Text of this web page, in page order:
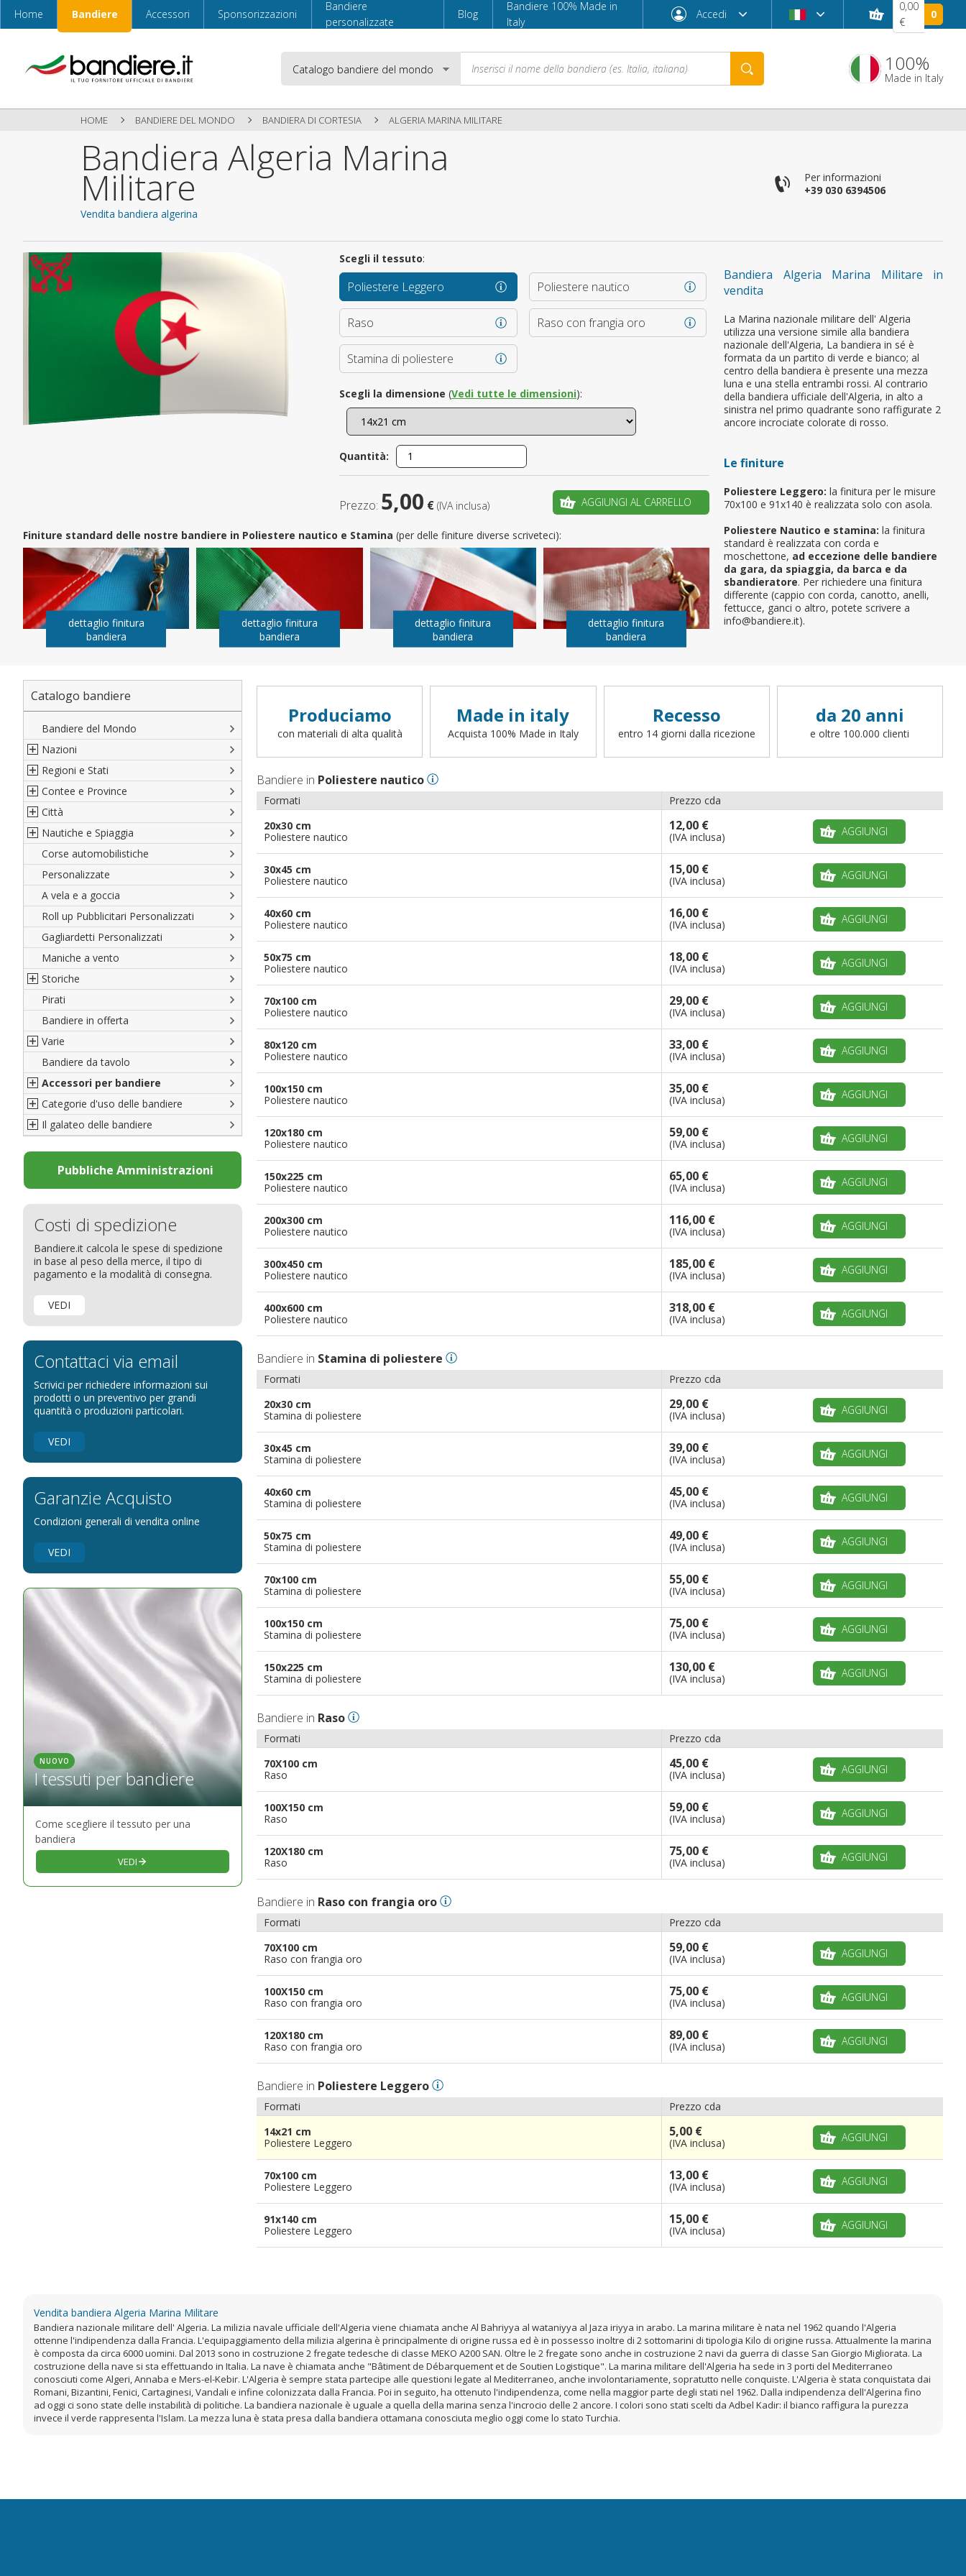
Home Bandiere Accessori Sponsorizzazioni
Bandiere
personalizzate
Blog
Bandiere 100% Made in
Italy
Accedi
È il tuo primo ordine?
CREA UN NUOVO ACCOUNT
0,00
€
0
100%
Made in Italy
HOME BANDIERE DEL MONDO BANDIERA DI CORTESIA ALGERIA MARINA MILITARE
Bandiera Algeria Marina
Militare
Vendita bandiera algerina
Per informazioni
+39 030 6394506
Bandiera Algeria Marina Militare in
vendita
La Marina nazionale militare dell' Algeria
utilizza una versione simile alla bandiera
nazionale dell'Algeria, La bandiera in sé è
formata da un partito di verde e bianco; al
centro della bandiera è presente una mezza
luna e una stella entrambi rossi. Al contrario
della bandiera ufficiale dell'Algeria, in alto a
sinistra nel primo quadrante sono raffigurate 2
ancore incrociate colorate di rosso.
Le finiture
Poliestere Leggero: la finitura per le misure
70x100 e 91x140 è realizzata solo con asola.
Poliestere Nautico e stamina: la finitura
standard è realizzata con corda e
moschettone, ad eccezione delle bandiere
da gara, da spiaggia, da barca e da
sbandieratore. Per richiedere una finitura
differente (cappio con corda, canotto, anelli,
fettucce, ganci o altro, potete scrivere a
info@bandiere.it).
Scegli il tessuto:
Poliestere Leggero Poliestere nautico
Raso Raso con frangia oro
Stamina di poliestere
Scegli la dimensione (Vedi tutte le dimensioni):
Quantità:
Prezzo: 5,00 € (IVA inclusa) AGGIUNGI AL CARRELLO
Finiture standard delle nostre bandiere in Poliestere nautico e Stamina (per delle finiture diverse scriveteci):
dettaglio finitura
bandiera
dettaglio finitura
bandiera
dettaglio finitura
bandiera
dettaglio finitura
bandiera
Catalogo bandiere
Bandiere del Mondo
Nazioni
Nord America
Sud America
Europa
Africa
Asia
Oceania
Regioni e Stati
Regioni italiane
Territori Italiani
Stati USA
Francesi
Spagnole
Austriache
Tedesche
Regioni varie
Contee e Province
Cantoni Svizzeri
Province Italiane
Province Spagnole
Francia d'oltremare
Territori britannici d'oltremare
Varie Province del Mondo
Città
Città Italiane
Città spagnole
Città francesi
Città del mondo
Nautiche e Spiaggia
Militari e Mercantili
Codice internazionale nautico
Gran Pavese
Da spiaggia
Di cortesia
Corse automobilistiche
Personalizzate
A vela e a goccia
Roll up Pubblicitari Personalizzati
Gagliardetti Personalizzati
Maniche a vento
Storiche
Italiane
Porte di Milano
Francesi
Americane
Britanniche
Resto del Mondo
Pirati
Bandiere in offerta
Varie
Bandiere del CICAP - Think Deep
Bandiere di Orgoglio Bresciano
Organizzazioni internazionali
Diplomatiche
Bandiere Pubblicitarie
Natale e altre festività
Bandiere etniche e religiose
Bandiere da tavolo
Accessori per bandiere
Accessori per bandiere
Accessori per bandiere da tavolo
Categorie d'uso delle bandiere
Bandiere segnavento
Bandiere per sbandieratori
Bandiere per barche
Bandiere per hotel
Bandiere per eventi
Bandiere per biciclette
Bandiere per autosaloni
Bandiere Palio
Bandiere per enti pubblici
Bandiere per riserve naturali e parchi
Bandiere per musicisti
Bandiere per feste
pennoni per bandiere
Il galateo delle bandiere
La bandiera
Come disporre le bandiere
Dimensioni delle bandiere
Come piegare il tricolore
Pubbliche Amministrazioni
Costi di spedizione
Bandiere.it calcola le spese di spedizione
in base al peso della merce, il tipo di
pagamento e la modalità di consegna.
VEDI
Contattaci via email
Scrivici per richiedere informazioni sui
prodotti o un preventivo per grandi
quantità o produzioni particolari.
VEDI
Garanzie Acquisto
Condizioni generali di vendita online
VEDI
NUOVO
I tessuti per bandiere
Come scegliere il tessuto per una
bandiera
VEDI
Produciamo
con materiali di alta qualità
Made in italy
Acquista 100% Made in Italy
Recesso
entro 14 giorni dalla ricezione
da 20 anni
e oltre 100.000 clienti
Bandiere in Poliestere nautico
Formati
Prezzo cda
20x30 cm
Poliestere nautico
12,00 €
(IVA inclusa) AGGIUNGI
30x45 cm
Poliestere nautico
15,00 €
(IVA inclusa) AGGIUNGI
40x60 cm
Poliestere nautico
16,00 €
(IVA inclusa) AGGIUNGI
50x75 cm
Poliestere nautico
18,00 €
(IVA inclusa) AGGIUNGI
70x100 cm
Poliestere nautico
29,00 €
(IVA inclusa) AGGIUNGI
80x120 cm
Poliestere nautico
33,00 €
(IVA inclusa) AGGIUNGI
100x150 cm
Poliestere nautico
35,00 €
(IVA inclusa) AGGIUNGI
120x180 cm
Poliestere nautico
59,00 €
(IVA inclusa) AGGIUNGI
150x225 cm
Poliestere nautico
65,00 €
(IVA inclusa) AGGIUNGI
200x300 cm
Poliestere nautico
116,00 €
(IVA inclusa) AGGIUNGI
300x450 cm
Poliestere nautico
185,00 €
(IVA inclusa) AGGIUNGI
400x600 cm
Poliestere nautico
318,00 €
(IVA inclusa) AGGIUNGI
Bandiere in Stamina di poliestere
Formati
Prezzo cda
20x30 cm
Stamina di poliestere
29,00 €
(IVA inclusa) AGGIUNGI
30x45 cm
Stamina di poliestere
39,00 €
(IVA inclusa) AGGIUNGI
40x60 cm
Stamina di poliestere
45,00 €
(IVA inclusa) AGGIUNGI
50x75 cm
Stamina di poliestere
49,00 €
(IVA inclusa) AGGIUNGI
70x100 cm
Stamina di poliestere
55,00 €
(IVA inclusa) AGGIUNGI
100x150 cm
Stamina di poliestere
75,00 €
(IVA inclusa) AGGIUNGI
150x225 cm
Stamina di poliestere
130,00 €
(IVA inclusa) AGGIUNGI
Bandiere in Raso
Formati
Prezzo cda
70X100 cm
Raso
45,00 €
(IVA inclusa) AGGIUNGI
100X150 cm
Raso
59,00 €
(IVA inclusa) AGGIUNGI
120X180 cm
Raso
75,00 €
(IVA inclusa) AGGIUNGI
Bandiere in Raso con frangia oro
Formati
Prezzo cda
70X100 cm
Raso con frangia oro
59,00 €
(IVA inclusa) AGGIUNGI
100X150 cm
Raso con frangia oro
75,00 €
(IVA inclusa) AGGIUNGI
120X180 cm
Raso con frangia oro
89,00 €
(IVA inclusa) AGGIUNGI
Bandiere in Poliestere Leggero
Formati
Prezzo cda
14x21 cm
Poliestere Leggero
5,00 €
(IVA inclusa) AGGIUNGI
70x100 cm
Poliestere Leggero
13,00 €
(IVA inclusa) AGGIUNGI
91x140 cm
Poliestere Leggero
15,00 €
(IVA inclusa) AGGIUNGI
Vendita bandiera Algeria Marina Militare
Bandiera nazionale militare dell' Algeria. La milizia navale ufficiale dell'Algeria viene chiamata anche Al Bahriyya al wataniyya al Jaza iriyya in arabo. La marina militare è nata nel 1962 quando l'Algeria
ottenne l'indipendenza dalla Francia. L'equipaggiamento della milizia algerina è principalmente di origine russa ed è in possesso inoltre di 2 sottomarini di tipologia Kilo di origine russa. Attualmente la marina
è composta da circa 6000 uomini. Dal 2013 sono in costruzione 2 fregate tedesche di classe MEKO A200 SAN. Oltre le 2 fregate sono anche in costruzione 2 navi da guerra di classe San Giorgio Migliorata. La
costruzione della nave si sta effettuando in Italia. La nave è chiamata anche "Bâtiment de Débarquement et de Soutien Logistique". La marina militare dell'Algeria ha sede in 3 porti del Mediterraneo
conosciuti come Algeri, Annaba e Mers-el-Kebir. L'Algeria è sempre stata partecipe alle questioni legate al Mediterraneo, anche involontariamente, sopratutto nelle conquiste. L'Algeria è stata conquistata dai
Romani, Bizantini, Fenici, Cartaginesi, Vandali e infine colonizzata dalla Francia. Poi in seguito, ha ottenuto l'indipendenza, come nella maggior parte degli stati nel 1962. Dalla indipendenza dell'Algerina fino
ad oggi ci sono state delle instabilità di politiche. La bandiera nazionale è uguale a quella della marina senza l'incrocio delle 2 ancore. I colori sono stati scelti da Adbel Kadir: il bianco raffigura la purezza
invece il verde rappresenta l'Islam. La mezza luna è stata presa dalla bandiera ottamana conosciuta meglio oggi come lo stato Turchia.